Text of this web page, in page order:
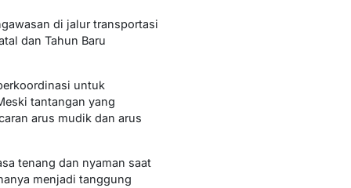
di jalur transportasi
dan Tahun Baru
untuk
tantangan yang
arus mudik dan arus
tenang dan nyaman saat
menjadi tanggung